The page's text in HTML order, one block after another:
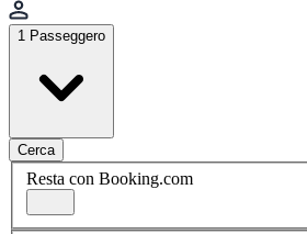
1 Passeggero
Cerca
Resta con Booking.com